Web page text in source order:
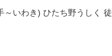
～いわき) ひたち野うしく 徒